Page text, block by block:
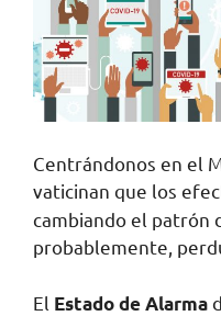
Centrándonos en el
vaticinan que los
cambiando el patrón
probablemente,
El Estado de Alarma